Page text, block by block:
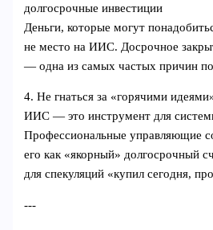
долгосрочные инвестиции
Деньги, которые могут
не место на ИИС. Досрочное
— одна из самых частых причин
4. Не гнаться за «горячими
ИИС — это инструмент для
Профессиональные управляющие
его как «якорный» долгосрочный
для спекуляций «купил сегодня,
---